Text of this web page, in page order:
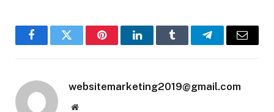
FacebookTwitter PinterestLinkedInTumblr TelegramEmail
websitemarketing2019@gmail.com
Website